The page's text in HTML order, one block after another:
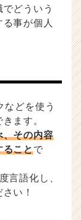
どういう
事が個人
などを使う
ます。
、その内容
ることで
言語化し、
い！